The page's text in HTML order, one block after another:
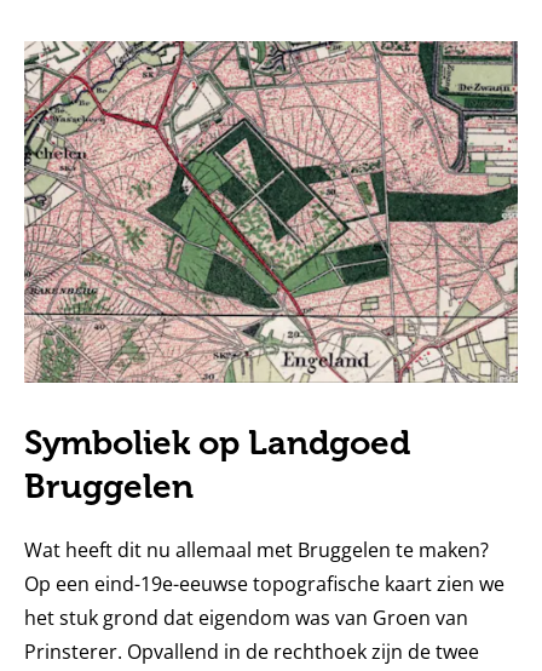
Symboliek op Landgoed
Bruggelen
Wat heeft dit nu allemaal met Bruggelen te maken?
Op een eind-19e-eeuwse topografische kaart zien we
het stuk grond dat eigendom was van Groen van
Prinsterer. Opvallend in de rechthoek zijn de twee